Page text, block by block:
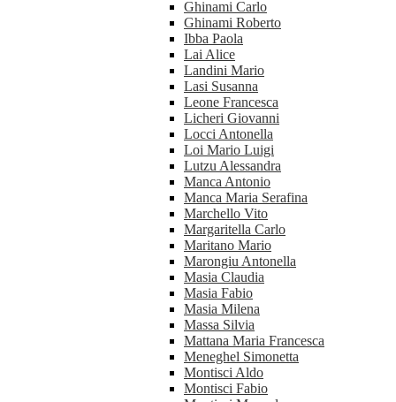
Ghinami Carlo
Ghinami Roberto
Ibba Paola
Lai Alice
Landini Mario
Lasi Susanna
Leone Francesca
Licheri Giovanni
Locci Antonella
Loi Mario Luigi
Lutzu Alessandra
Manca Antonio
Manca Maria Serafina
Marchello Vito
Margaritella Carlo
Maritano Mario
Marongiu Antonella
Masia Claudia
Masia Fabio
Masia Milena
Massa Silvia
Mattana Maria Francesca
Meneghel Simonetta
Montisci Aldo
Montisci Fabio